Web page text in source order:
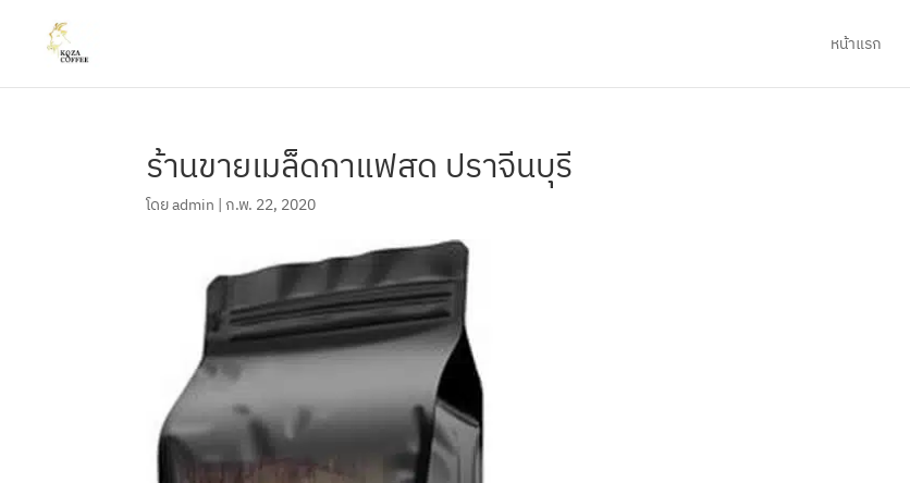
หน้าแรก
ร้านขายเมล็ดกาแฟสด ปราจีนบุรี
โดยadmin |ก.พ. 22, 2020